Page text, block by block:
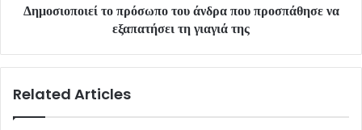
Δημοσιοποιεί το πρόσωπο του άνδρα που προσπάθησε να
εξαπατήσει τη γιαγιά της
Related Articles